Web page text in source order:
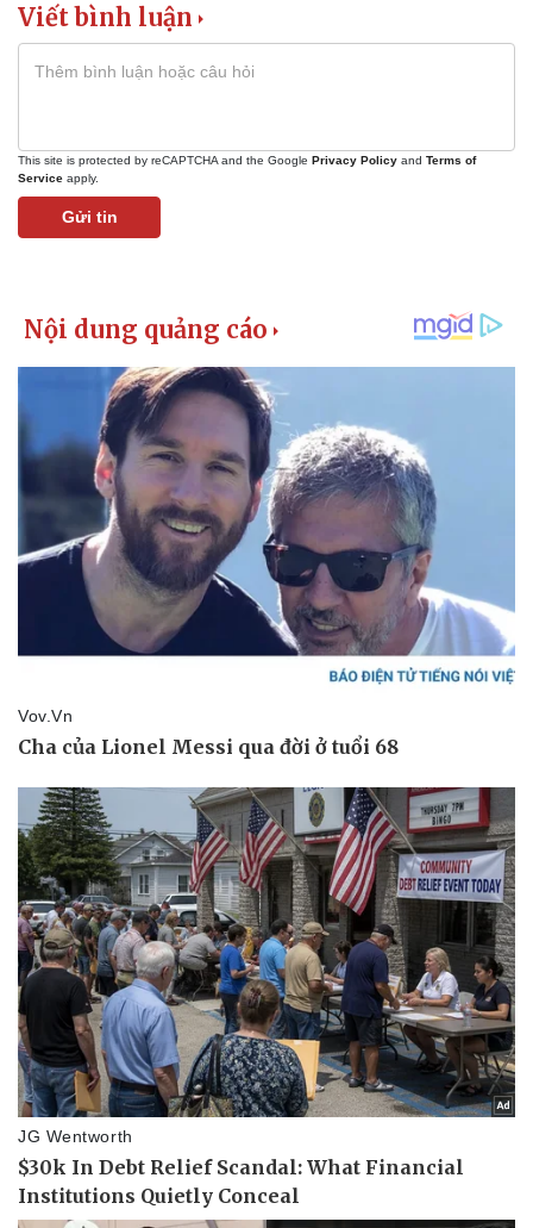
Viết bình luận
This site is protected by reCAPTCHA and the Google Privacy Policy and Terms of
Service apply.
Gửi tin